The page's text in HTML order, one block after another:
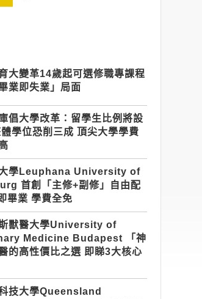
大變革14歲起可選修職專課程
業即失業」局面
倡大學改革：留學生比例將設
體學位恐削三成 頂尖大學學費
學Leuphana University of
首創「主修+副修」自由配
畢業 學費全免
獸醫大學University of
Medicine Budapest 「神
的高性價比之選 即睇3大核心
技大學Queensland